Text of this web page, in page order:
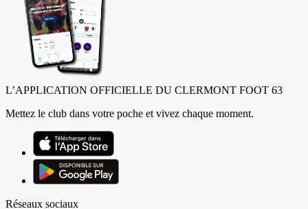
L’APPLICATION OFFICIELLE DU CLERMONT FOOT 63
Mettez le club dans votre poche et vivez chaque moment.
Réseaux sociaux